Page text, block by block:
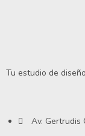
Tu estudio de
Av. Gertrudis